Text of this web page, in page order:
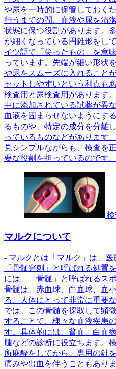
や尿を一時的に保管しておく
行うまでの間、血液や尿を清
状態に保つ役割があります。
が細くなっている円錐形をし
イツ語で「尖ったもの」を意
っています。先端が細い形状
や尿をスムーズに入れること
セットしやすいという利点も
検査用と尿検査用があります
中に添加されている試薬が異
血液を固まらせないようにす
るものや、特定の成分を分離
っているものなどがあります
見シンプルながらも、検査を
要な役割を担っているのです。
マルクについて
- マルクとは「マルク」は、
「骨髄穿刺」と呼ばれる処置
には、「骨髄」と呼ばれるス
骨髄は、赤血球、白血球、血
る、人体にとって非常に重要
では、この骨髄を採取して顕
することで、様々な血液疾患
す。具体的には、貧血、白血
腫などの診断に役立ちます。
所麻酔をしてから、専用の針
痛みや出血を伴うこともあり